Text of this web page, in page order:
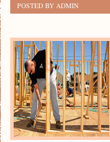
POSTED BY ADMIN